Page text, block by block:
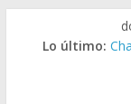
Lo último: